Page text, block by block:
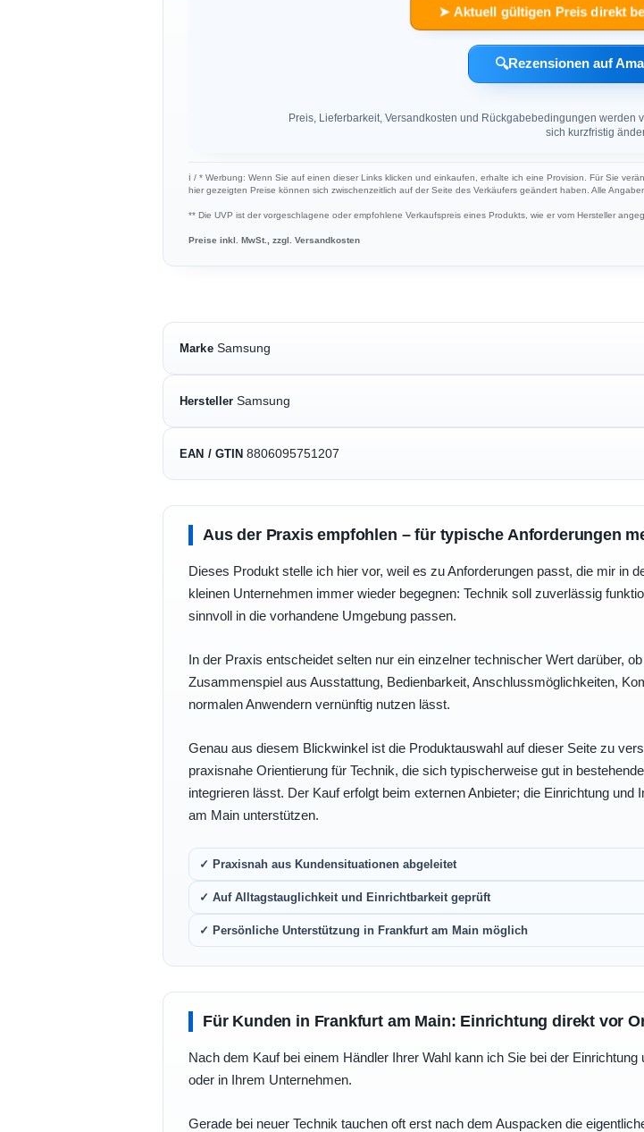
➤ Aktuell gültigen Preis direkt
🔍Rezensionen auf
Preis, Lieferbarkeit, Versandkosten und Rückgabebedingungen
sich kurzfristig
ℹ︎ / * Werbung: Wenn Sie auf einen dieser Links klicken und einkaufen, erhalte ich eine Provision. Für Sie
hier gezeigten Preise können sich zwischenzeitlich auf der Seite des Verkäufers geändert haben. Alle
** Die UVP ist der vorgeschlagene oder empfohlene Verkaufspreis eines Produkts, wie er vom Hersteller
Preise inkl. MwSt., zzgl. Versandkosten
Marke Samsung
Hersteller Samsung
EAN / GTIN 8806095751207
Aus der Praxis empfohlen – für typische Anforderungen
Dieses Produkt stelle ich hier vor, weil es zu Anforderungen passt, die mir in
kleinen Unternehmen immer wieder begegnen: Technik soll zuverlässig
sinnvoll in die vorhandene Umgebung passen.
In der Praxis entscheidet selten nur ein einzelner technischer Wert darüber,
Zusammenspiel aus Ausstattung, Bedienbarkeit, Anschlussmöglichkeiten,
normalen Anwendern vernünftig nutzen lässt.
Genau aus diesem Blickwinkel ist die Produktauswahl auf dieser Seite zu
praxisnahe Orientierung für Technik, die sich typischerweise gut in
integrieren lässt. Der Kauf erfolgt beim externen Anbieter; die Einrichtung
am Main unterstützen.
✓ Praxisnah aus Kundensituationen abgeleitet
✓ Auf Alltagstauglichkeit und Einrichtbarkeit geprüft
✓ Persönliche Unterstützung in Frankfurt am Main möglich
Für Kunden in Frankfurt am Main: Einrichtung direkt vor
Nach dem Kauf bei einem Händler Ihrer Wahl kann ich Sie bei der
oder in Ihrem Unternehmen.
Gerade bei neuer Technik tauchen oft erst nach dem Auspacken die